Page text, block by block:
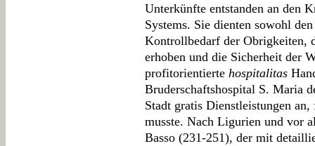
Unterkünfte entstanden an den
Systems. Sie dienten sowohl
Kontrollbedarf der Obrigkeiten,
erhoben und die Sicherheit der
profitorientierte hospitalitas
Bruderschaftshospital S. Maria
Stadt gratis Dienstleistungen
musste. Nach Ligurien und vor
Basso (231-251), der mit